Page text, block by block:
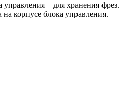
управления – для хранения фрез.
корпусе блока управления.